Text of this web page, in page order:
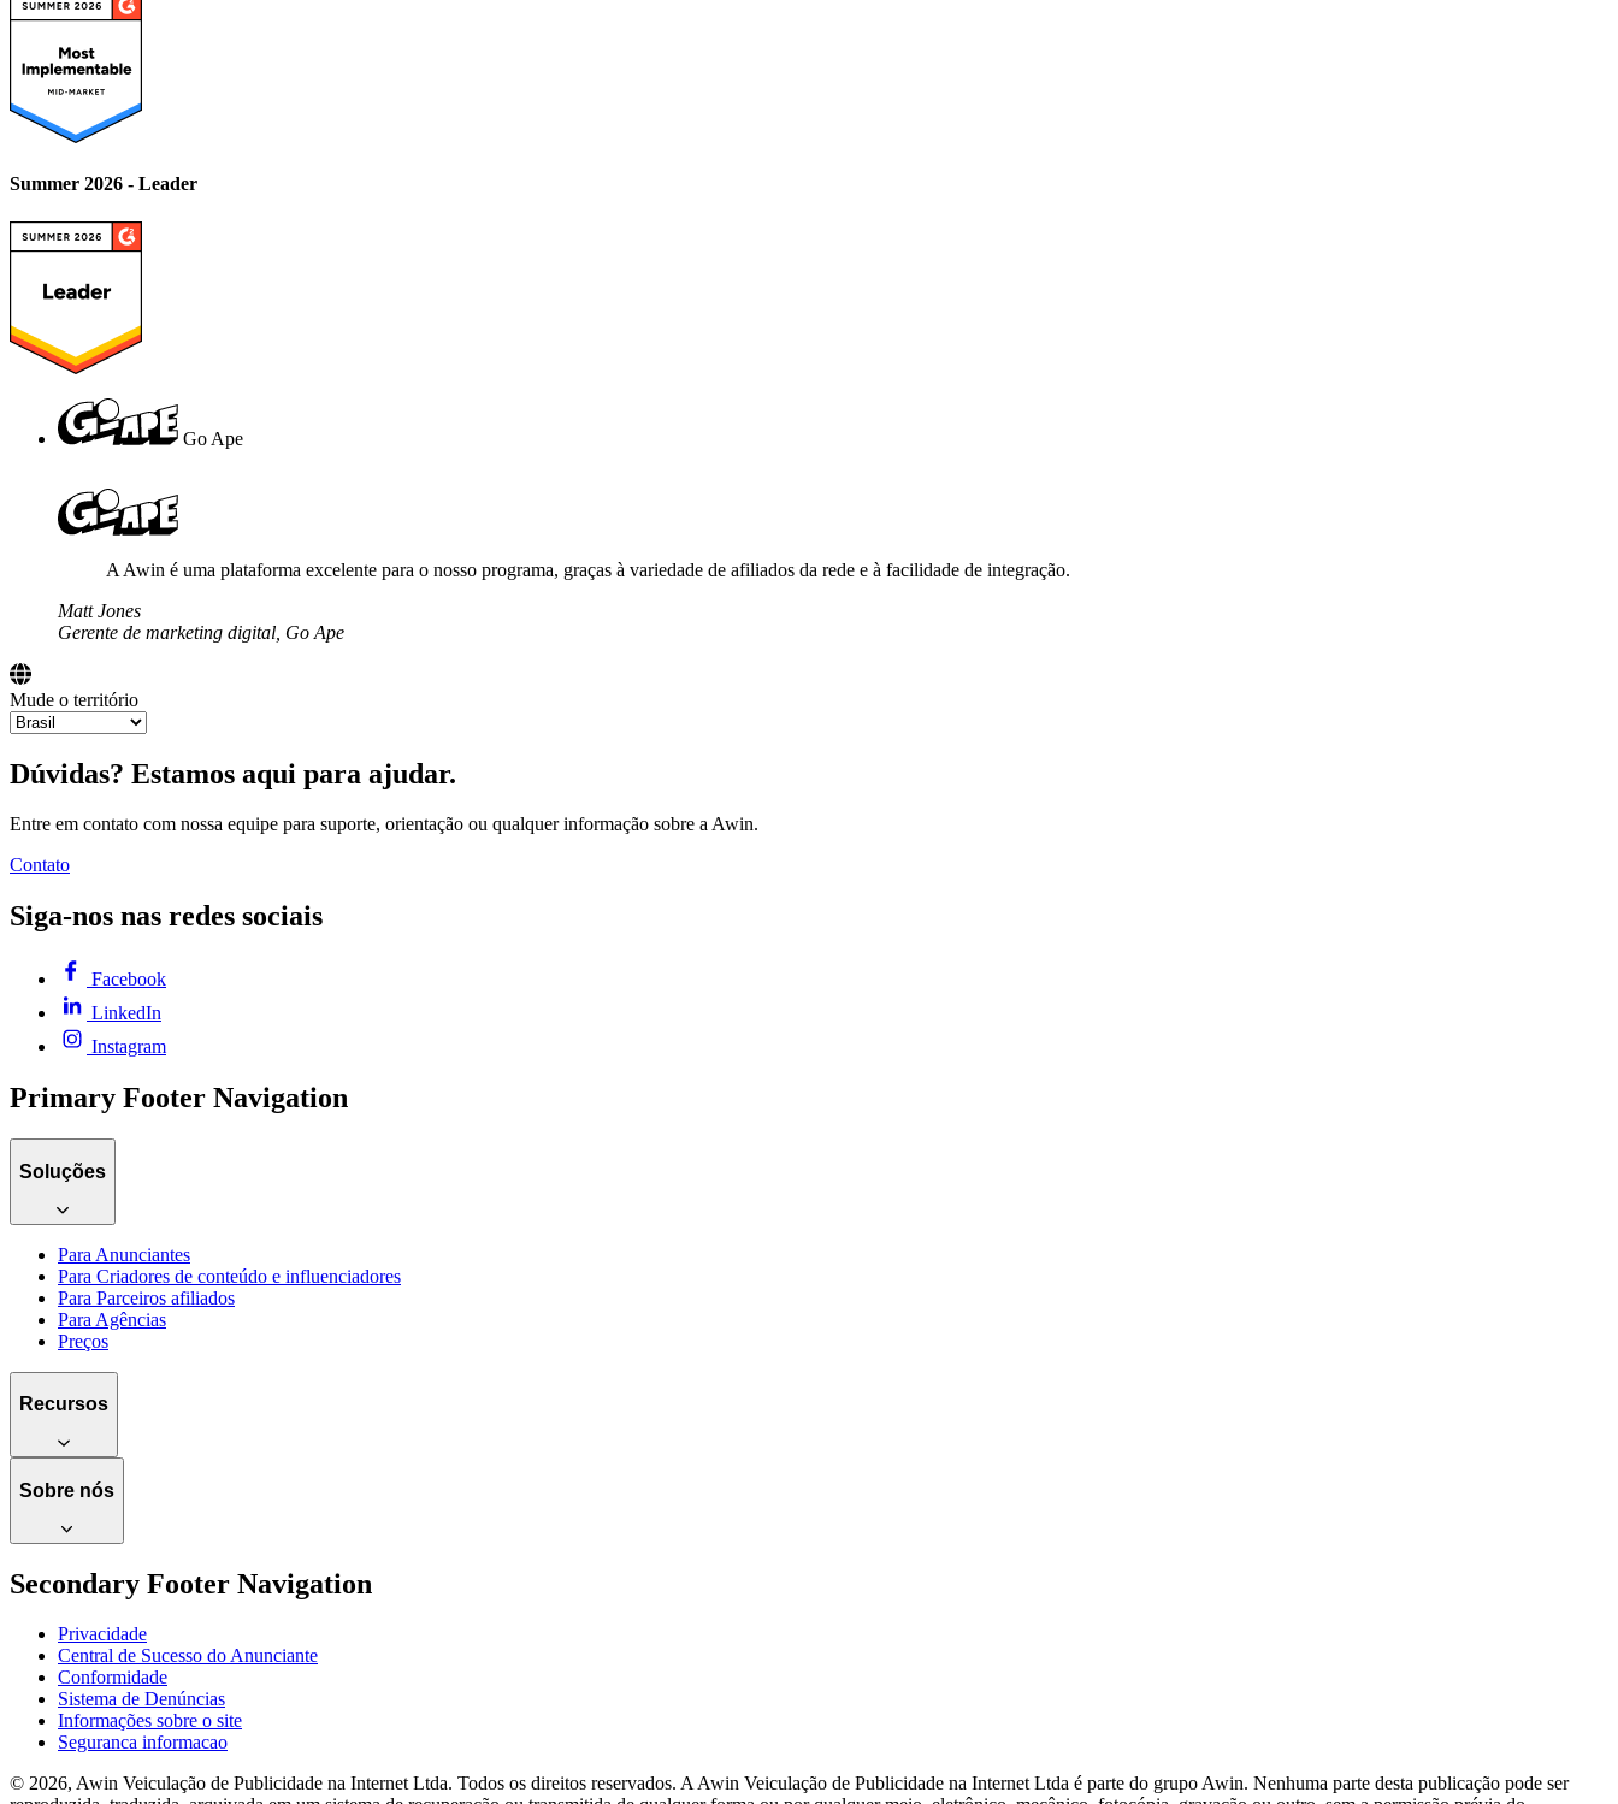
Summer 2026 - Leader
Go Ape
A Awin é uma plataforma excelente para o nosso programa, graças à variedade de afiliados da rede e à facilidade de integração.
Matt Jones
Gerente de marketing digital, Go Ape
Mude o território
Dúvidas? Estamos aqui para ajudar.
Entre em contato com nossa equipe para suporte, orientação ou qualquer informação sobre a Awin.
Contato
Siga-nos nas redes sociais
Facebook
LinkedIn
Instagram
Primary Footer Navigation
Soluções
Para Anunciantes
Para Criadores de conteúdo e influenciadores
Para Parceiros afiliados
Para Agências
Preços
Recursos
Sobre nós
Secondary Footer Navigation
Privacidade
Central de Sucesso do Anunciante
Conformidade
Sistema de Denúncias
Informações sobre o site
Seguranca informacao
© 2026, Awin Veiculação de Publicidade na Internet Ltda. Todos os direitos reservados. A Awin Veiculação de Publicidade na Internet Ltda é parte do grupo Awin. Nenhuma parte desta publicação pode ser